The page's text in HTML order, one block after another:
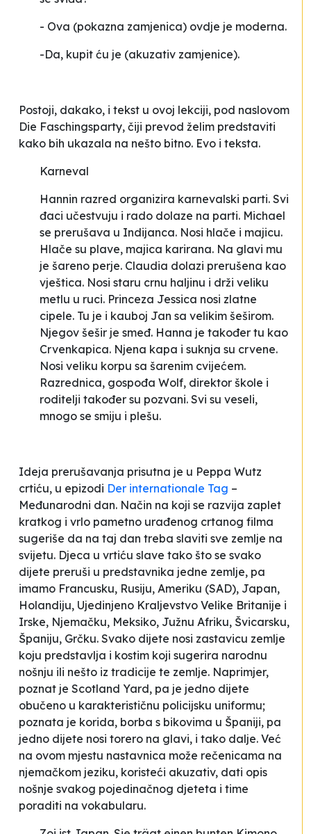
- Ova (pokazna zamjenica) ovdje je moderna.
-Da, kupit ću je (akuzativ zamjenice).
Postoji, dakako, i tekst u ovoj lekciji, pod naslovom
Die Faschingsparty, čiji prevod želim predstaviti
kako bih ukazala na nešto bitno. Evo i teksta.
Karneval
Hannin razred organizira karnevalski parti. Svi
đaci učestvuju i rado dolaze na parti. Michael
se prerušava u Indijanca. Nosi hlače i majicu.
Hlače su plave, majica karirana. Na glavi mu
je šareno perje. Claudia dolazi prerušena kao
vještica. Nosi staru crnu haljinu i drži veliku
metlu u ruci. Princeza Jessica nosi zlatne
cipele. Tu je i kauboj Jan sa velikim šeširom.
Njegov šešir je smeđ. Hanna je također tu kao
Crvenkapica. Njena kapa i suknja su crvene.
Nosi veliku korpu sa šarenim cvijećem.
Razrednica, gospođa Wolf, direktor škole i
roditelji također su pozvani. Svi su veseli,
mnogo se smiju i plešu.
Ideja prerušavanja prisutna je u Peppa Wutz
crtiću, u epizodi Der internationale Tag –
Međunarodni dan. Način na koji se razvija zaplet
kratkog i vrlo pametno urađenog crtanog filma
sugeriše da na taj dan treba slaviti sve zemlje na
svijetu. Djeca u vrtiću slave tako što se svako
dijete preruši u predstavnika jedne zemlje, pa
imamo Francusku, Rusiju, Ameriku (SAD), Japan,
Holandiju, Ujedinjeno Kraljevstvo Velike Britanije i
Irske, Njemačku, Meksiko, Južnu Afriku, Švicarsku,
Španiju, Grčku. Svako dijete nosi zastavicu zemlje
koju predstavlja i kostim koji sugerira narodnu
nošnju ili nešto iz tradicije te zemlje. Naprimjer,
poznat je Scotland Yard, pa je jedno dijete
obučeno u karakterističnu policijsku uniformu;
poznata je korida, borba s bikovima u Španiji, pa
jedno dijete nosi torero na glavi, i tako dalje. Već
na ovom mjestu nastavnica može rečenicama na
njemačkom jeziku, koristeći akuzativ, dati opis
nošnje svakog pojedinačnog djeteta i time
poraditi na vokabularu.